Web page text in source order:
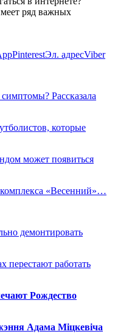
ряд важных
PinterestЭл. адресViber
Рассказала
которые
может появиться
«Весенний»…
демонтировать
перестают работать
Рождество
Адама Міцкевіча